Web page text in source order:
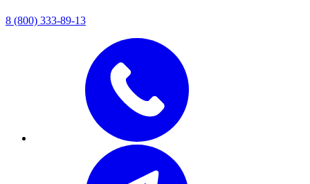
8 (800) 333-89-13